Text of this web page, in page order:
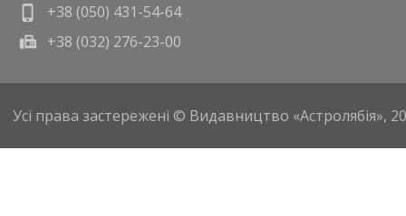
+38 (050) 431-54-64
+38 (032) 276-23-00
Усі права застережені © Видавництво «Астролябія»,